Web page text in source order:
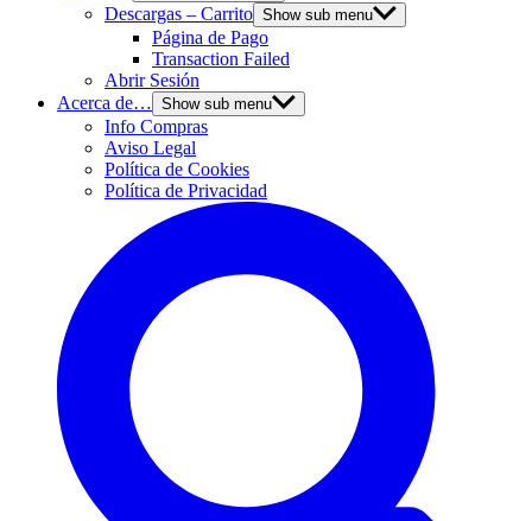
Descargas – Carrito Show sub menu
Página de Pago
Transaction Failed
Abrir Sesión
Acerca de… Show sub menu
Info Compras
Aviso Legal
Política de Cookies
Política de Privacidad